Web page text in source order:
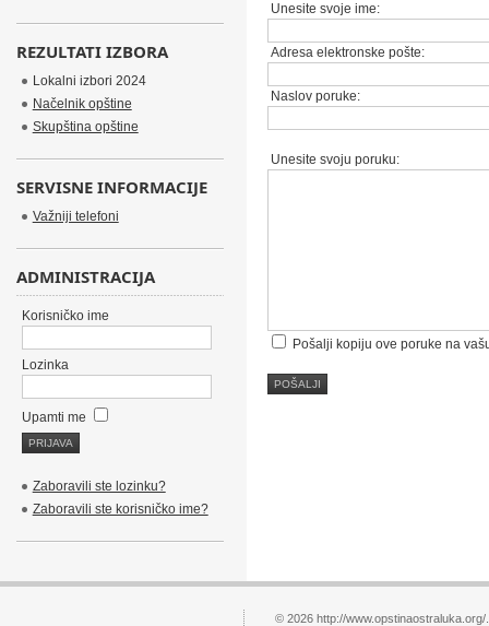
Unesite svoje ime:
Adresa elektronske pošte:
Naslov poruke:
Unesite svoju poruku:
Pošalji kopiju ove poruke na
POŠALJI
REZULTATI IZBORA
Lokalni izbori 2024
Načelnik opštine
Skupština opštine
SERVISNE INFORMACIJE
Važniji telefoni
ADMINISTRACIJA
Korisničko ime
Lozinka
Upamti me
Zaboravili ste lozinku?
Zaboravili ste korisničko ime?
© 2026 http://